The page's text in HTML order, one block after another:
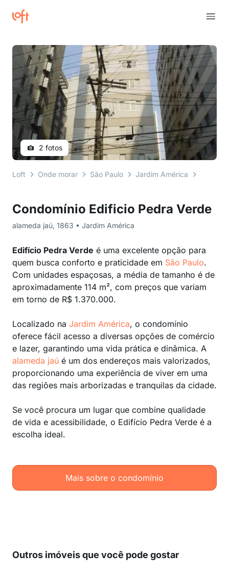
Condomínio Edificio Pedra Verde
alameda jaú, 1863 • Jardim América
Edifício Pedra Verde é uma excelente opção para
quem busca conforto e praticidade em São Paulo.
Com unidades espaçosas, a média de tamanho é de
aproximadamente 114 m², com preços que variam
em torno de R$ 1.370.000.
Localizado na Jardim América, o condomínio
oferece fácil acesso a diversas opções de comércio
e lazer, garantindo uma vida prática e dinâmica. A
alameda jaú é um dos endereços mais valorizados,
proporcionando uma experiência de viver em uma
das regiões mais arborizadas e tranquilas da cidade.
Se você procura um lugar que combine qualidade
de vida e acessibilidade, o Edifício Pedra Verde é a
escolha ideal.
Mais sobre o condomínio
2 fotos
Loft Onde morar São Paulo Jardim América
Outros imóveis que você pode gostar